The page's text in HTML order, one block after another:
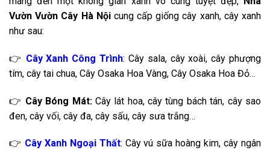
Vườn Vườn Cây Hà Nộicung cấp giống cây xanh, cây xanh
như sau:
👉 Cây Xanh Công Trình: Cây sala, cây xoài, cây phượng
tím, cây tai chua, Cây Osaka Hoa Vàng, Cây Osaka Hoa Đỏ…
👉 Cây Bóng Mát:Cây lát hoa, cây tùng bách tán, cây sao
đen, cây vối, cây đa, cây sấu, cây sưa trắng…
👉 Cây Xanh Ngoại Thất: Cây vú sữa hoàng kim, cây ngân